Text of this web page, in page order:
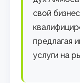
свой
предлагая
услуги на